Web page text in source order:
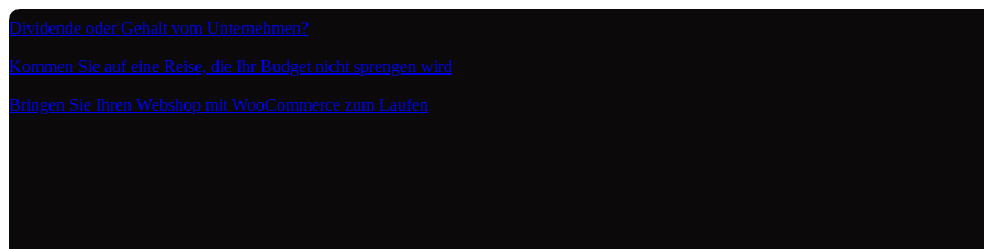
Dividende oder Gehalt vom Unternehmen?
Kommen Sie auf eine Reise, die Ihr Budget nicht sprengen wird
Bringen Sie Ihren Webshop mit WooCommerce zum Laufen